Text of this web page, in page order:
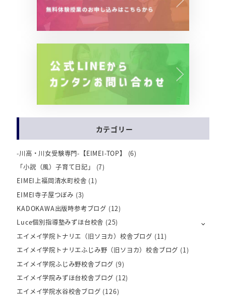
カテゴリー
-川高・川女受験専門-【EIMEI-TOP】
(6)
「小説（風）子育て日記」
(7)
EIMEI上福岡清水町校舎 (1)
EIMEI寺子屋つぼみ (3)
KADOKAWA出版時参考ブログ (12)
Luce個別指導塾みずほ台校舎 (25)
エイメイ学院トナリエ（旧ソヨカ）校舎ブログ (11)
エイメイ学院トナリエふじみ野（旧ソヨカ）校舎ブログ (1)
エイメイ学院ふじみ野校舎ブログ (9)
エイメイ学院みずほ台校舎ブログ (12)
エイメイ学院水谷校舎ブログ (126)